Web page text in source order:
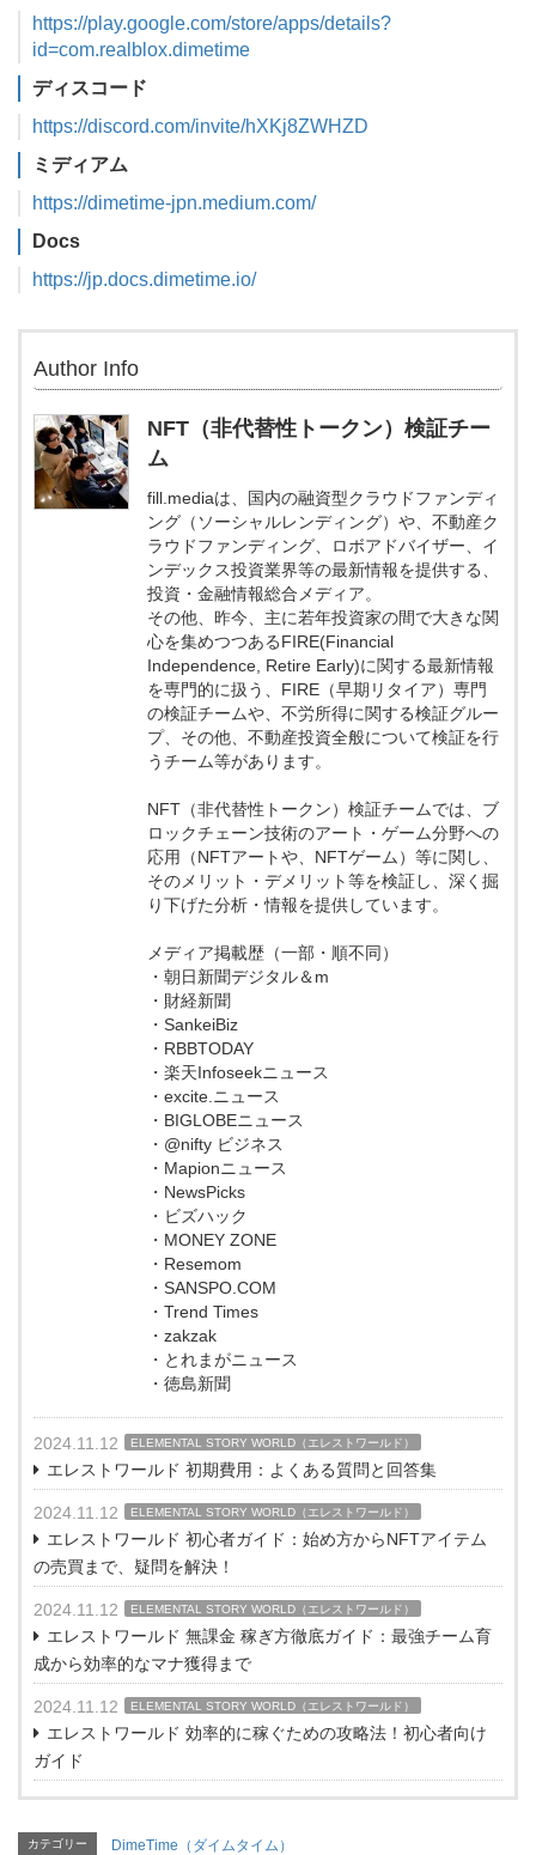
https://play.google.com/store/apps/details?
id=com.realblox.dimetime
ディスコード
https://discord.com/invite/hXKj8ZWHZD
ミディアム
https://dimetime-jpn.medium.com/
Docs
https://jp.docs.dimetime.io/
Author Info
NFT（非代替性トークン）検証チー
ム
fill.mediaは、国内の融資型クラウドファンディ
ング（ソーシャルレンディング）や、不動産ク
ラウドファンディング、ロボアドバイザー、イ
ンデックス投資業界等の最新情報を提供する、
投資・金融情報総合メディア。
その他、昨今、主に若年投資家の間で大きな関
心を集めつつあるFIRE(Financial
Independence, Retire Early)に関する最新情報
を専門的に扱う、FIRE（早期リタイア）専門
の検証チームや、不労所得に関する検証グルー
プ、その他、不動産投資全般について検証を行
うチーム等があります。
NFT（非代替性トークン）検証チームでは、ブ
ロックチェーン技術のアート・ゲーム分野への
応用（NFTアートや、NFTゲーム）等に関し、
そのメリット・デメリット等を検証し、深く掘
り下げた分析・情報を提供しています。
メディア掲載歴（一部・順不同）
・朝日新聞デジタル＆m
・財経新聞
・SankeiBiz
・RBBTODAY
・楽天Infoseekニュース
・excite.ニュース
・BIGLOBEニュース
・@nifty ビジネス
・Mapionニュース
・NewsPicks
・ビズハック
・MONEY ZONE
・Resemom
・SANSPO.COM
・Trend Times
・zakzak
・とれまがニュース
・徳島新聞
2024.11.12 ELEMENTAL STORY WORLD（エレストワールド）
エレストワールド 初期費用：よくある質問と回答集
2024.11.12 ELEMENTAL STORY WORLD（エレストワールド）
エレストワールド 初心者ガイド：始め方からNFTアイテム
の売買まで、疑問を解決！
2024.11.12 ELEMENTAL STORY WORLD（エレストワールド）
エレストワールド 無課金 稼ぎ方徹底ガイド：最強チーム育
成から効率的なマナ獲得まで
2024.11.12 ELEMENTAL STORY WORLD（エレストワールド）
エレストワールド 効率的に稼ぐための攻略法！初心者向け
ガイド
カテゴリー DimeTime（ダイムタイム）